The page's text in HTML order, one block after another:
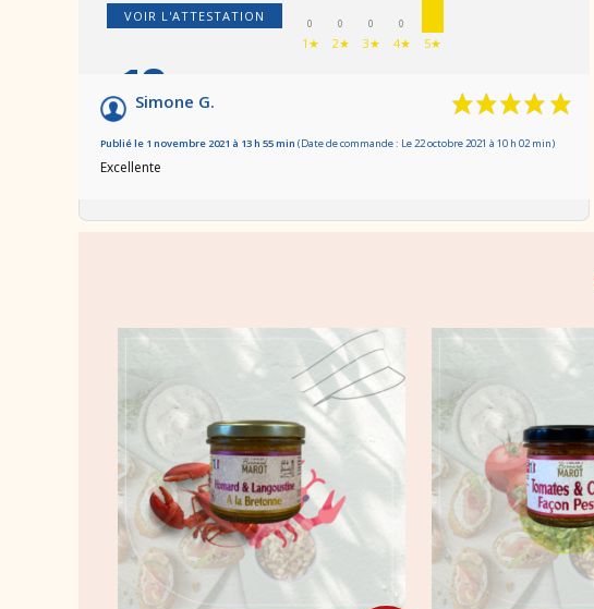
VOIR L'ATTESTATION 0
1★
0
2★
0
3★
0
4★ 5★
10/10
Basé sur 1 avis
Simone G.
Publié le 1 novembre 2021 à 13 h 55 min (Date de commande : Le 22 octobre 2021 à 10 h 02 min)
Excellente